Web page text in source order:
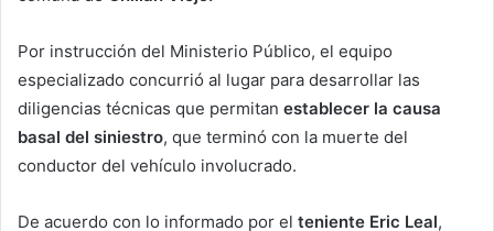
Por instrucción del Ministerio Público, el equipo
especializado concurrió al lugar para desarrollar las
diligencias técnicas que permitan establecer la causa
basal del siniestro, que terminó con la muerte del
conductor del vehículo involucrado.
De acuerdo con lo informado por el teniente Eric Leal,